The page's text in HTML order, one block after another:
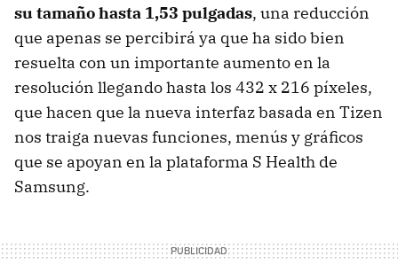
su tamaño hasta 1,53 pulgadas, una reducción
que apenas se percibirá ya que ha sido bien
resuelta con un importante aumento en la
resolución llegando hasta los 432 x 216 píxeles,
que hacen que la nueva interfaz basada en Tizen
nos traiga nuevas funciones, menús y gráficos
que se apoyan en la plataforma S Health de
Samsung.